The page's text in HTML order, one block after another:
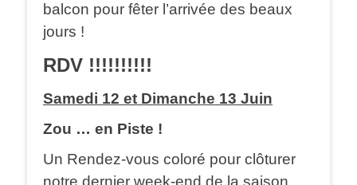
balcon pour fêter l’arrivée des beaux
jours !
RDV !!!!!!!!!!
Samedi 12 et Dimanche 13 Juin
Zou … en Piste !
Un Rendez-vous coloré pour clôturer